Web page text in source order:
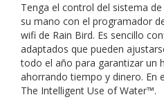
Tenga el control del sistema
su mano con el programador
wifi de Rain Bird. Es sencillo
adaptados que pueden
todo el año para garantizar un
ahorrando tiempo y dinero. En
The Intelligent Use of Water™.